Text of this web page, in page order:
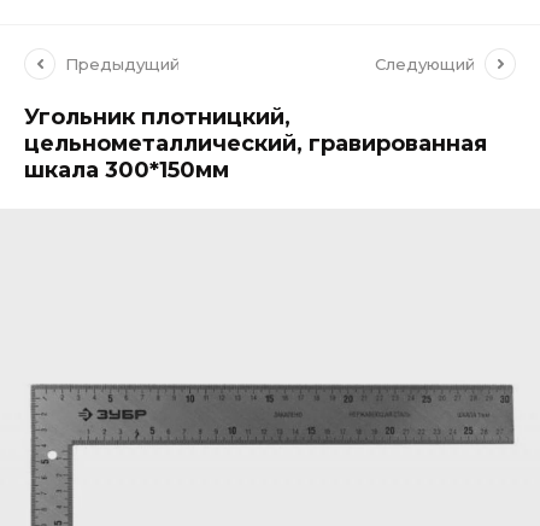
Предыдущий Следующий
Угольник плотницкий,
цельнометаллический, гравированная
шкала 300*150мм